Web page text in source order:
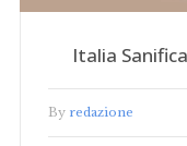
Italia
By redazione